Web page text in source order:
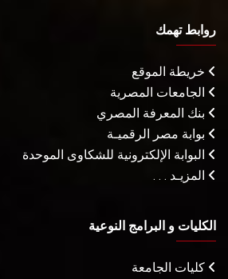
روابط تهمك
خريطة الموقع
الجامعات المصرية
بنك المعرفة المصري
بوابة مصر الرقميـة
البوابة الإلكترونية للشكاوى الموحدة
المزيـد . . .
الكليات و البرامج النوعية
كليات الجامعة